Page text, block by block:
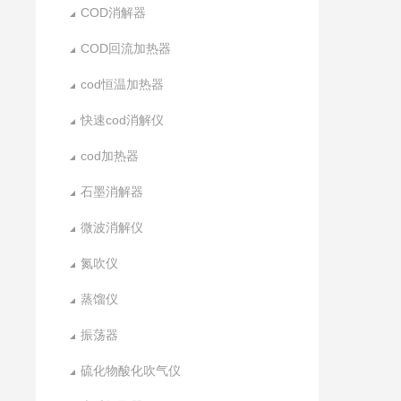
COD消解器
COD回流加热器
cod恒温加热器
快速cod消解仪
cod加热器
石墨消解器
微波消解仪
氮吹仪
蒸馏仪
振荡器
硫化物酸化吹气仪